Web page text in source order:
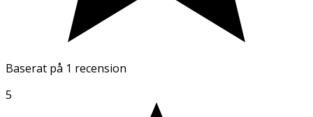
Baserat på 1 recension
5